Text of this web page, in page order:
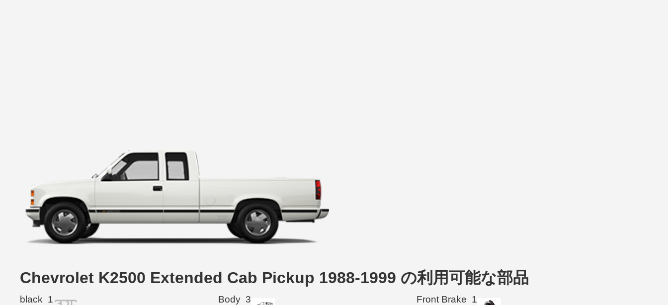
Chevrolet K2500 Extended Cab Pickup 1988-1999 の利用可能な部品
black 1 Body 3 Front Brake 1